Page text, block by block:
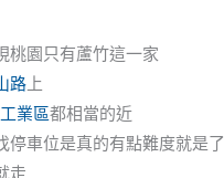
桃園只有蘆竹這一家
路 上
業區都相當的近
停車位是真的有點難度就是了
走